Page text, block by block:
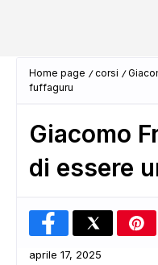
Home page corsi
fuffaguru
Giacomo
di essere
aprile 17, 2025